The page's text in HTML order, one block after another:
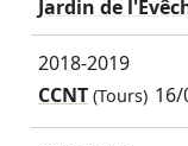
Jardin de
2018-2019
CCNT(Tours) 16/